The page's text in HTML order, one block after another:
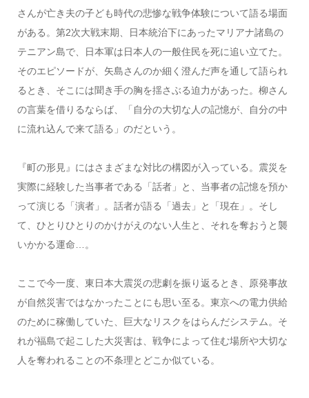
さんが亡き夫の子ども時代の悲惨な戦争体験について語る場面
がある。第2次大戦末期、日本統治下にあったマリアナ諸島の
テニアン島で、日本軍は日本人の一般住民を死に追い立てた。
そのエピソードが、矢島さんのか細く澄んだ声を通して語られ
るとき、そこには聞き手の胸を揺さぶる迫力があった。柳さん
の言葉を借りるならば、「自分の大切な人の記憶が、自分の中
に流れ込んで来て語る」のだという。
『町の形見』にはさまざまな対比の構図が入っている。震災を
実際に経験した当事者である「話者」と、当事者の記憶を預か
って演じる「演者」。話者が語る「過去」と「現在」。そし
て、ひとりひとりのかけがえのない人生と、それを奪おうと襲
いかかる運命…。
ここで今一度、東日本大震災の悲劇を振り返るとき、原発事故
が自然災害ではなかったことにも思い至る。東京への電力供給
のために稼働していた、巨大なリスクをはらんだシステム。そ
れが福島で起こした大災害は、戦争によって住む場所や大切な
人を奪われることの不条理とどこか似ている。